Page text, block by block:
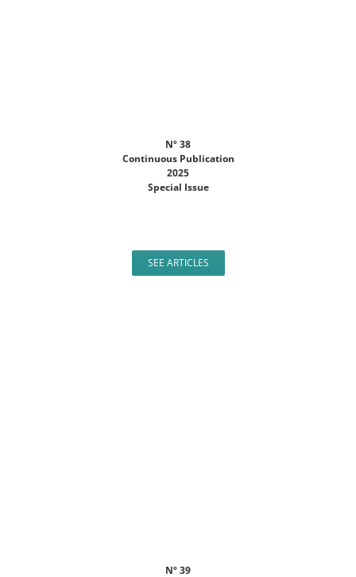
Nº 38
Continuous Publication
2025
Special Issue
SEE ARTICLES
Nº 39